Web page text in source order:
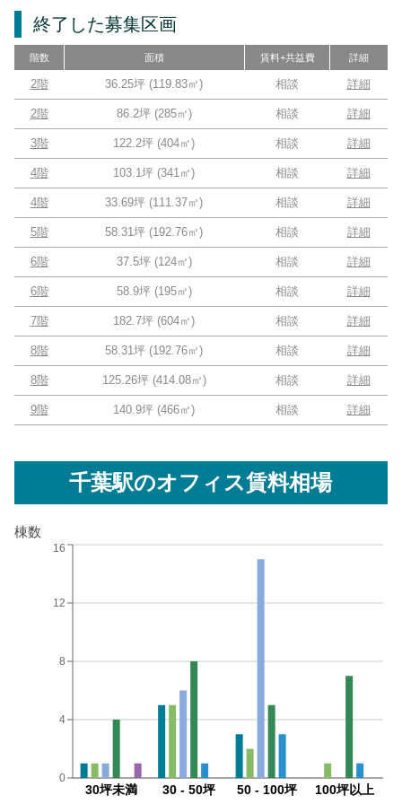
終了した募集区画
階数 面積 賃料+共益費 詳細
2階 36.25坪 (119.83㎡) 相談 詳細
2階 86.2坪 (285㎡) 相談 詳細
3階 122.2坪 (404㎡) 相談 詳細
4階 103.1坪 (341㎡) 相談 詳細
4階 33.69坪 (111.37㎡) 相談 詳細
5階 58.31坪 (192.76㎡) 相談 詳細
6階 37.5坪 (124㎡) 相談 詳細
6階 58.9坪 (195㎡) 相談 詳細
7階 182.7坪 (604㎡) 相談 詳細
8階 58.31坪 (192.76㎡) 相談 詳細
8階 125.26坪 (414.08㎡) 相談 詳細
9階 140.9坪 (466㎡) 相談 詳細
千葉駅のオフィス賃料相場
棟数
30坪未満 30 - 50坪 50 - 100坪 100坪以上
0
4
8
12
16